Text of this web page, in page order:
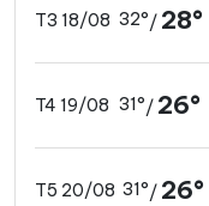
T3 18/08 32°/ 28°
T4 19/08 31°/ 26°
T5 20/08 31°/ 26°